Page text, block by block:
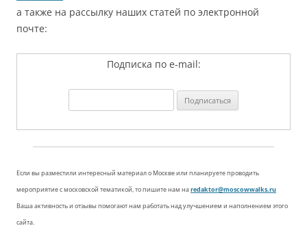
а также на рассылку наших статей по электронной
почте:
Подписка по e-mail:
Если вы разместили интересный материал о Москве или планируете проводить
мероприятие с московской тематикой, то пишите нам наredaktor@moscowwalks.ru
Ваша активность и отзывы помогают нам работать над улучшением и наполнением этого
сайта.